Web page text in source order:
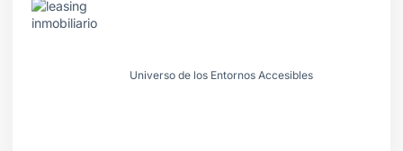
Universo de los Entornos Accesibles